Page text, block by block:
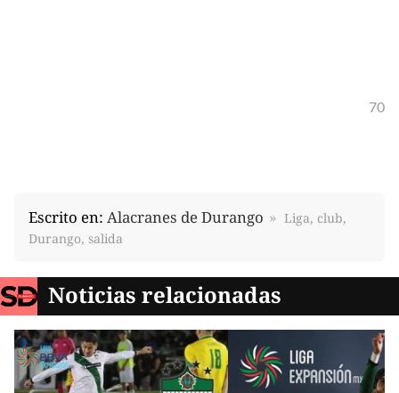
70
Escrito en: Alacranes de Durango
Liga, club,
Durango, salida
Noticias relacionadas